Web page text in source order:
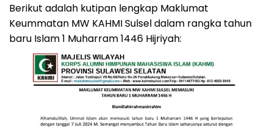
Berikut adalah kutipan lengkap Maklumat
Keummatan MW KAHMI Sulsel dalam rangka tahun
baru Islam 1 Muharram 1446 Hijriyah: